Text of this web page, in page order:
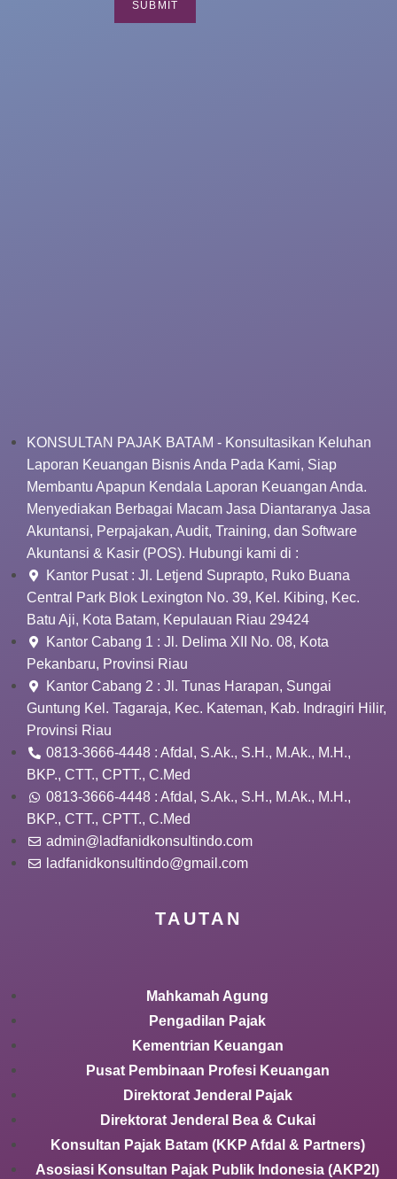
SUBMIT
KONSULTAN PAJAK BATAM - Konsultasikan Keluhan
Laporan Keuangan Bisnis Anda Pada Kami, Siap
Membantu Apapun Kendala Laporan Keuangan Anda.
Menyediakan Berbagai Macam Jasa Diantaranya Jasa
Akuntansi, Perpajakan, Audit, Training, dan Software
Akuntansi & Kasir (POS). Hubungi kami di :
Kantor Pusat : Jl. Letjend Suprapto, Ruko Buana
Central Park Blok Lexington No. 39, Kel. Kibing, Kec.
Batu Aji, Kota Batam, Kepulauan Riau 29424
Kantor Cabang 1 : Jl. Delima XII No. 08, Kota
Pekanbaru, Provinsi Riau
Kantor Cabang 2 : Jl. Tunas Harapan, Sungai
Guntung Kel. Tagaraja, Kec. Kateman, Kab. Indragiri Hilir,
Provinsi Riau
0813-3666-4448 : Afdal, S.Ak., S.H., M.Ak., M.H.,
BKP., CTT., CPTT., C.Med
0813-3666-4448 : Afdal, S.Ak., S.H., M.Ak., M.H.,
BKP., CTT., CPTT., C.Med
admin@ladfanidkonsultindo.com
ladfanidkonsultindo@gmail.com
TAUTAN
Mahkamah Agung
Pengadilan Pajak
Kementrian Keuangan
Pusat Pembinaan Profesi Keuangan
Direktorat Jenderal Pajak
Direktorat Jenderal Bea & Cukai
Konsultan Pajak Batam (KKP Afdal & Partners)
Asosiasi Konsultan Pajak Publik Indonesia (AKP2I)